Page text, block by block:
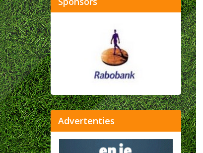
Advertenties